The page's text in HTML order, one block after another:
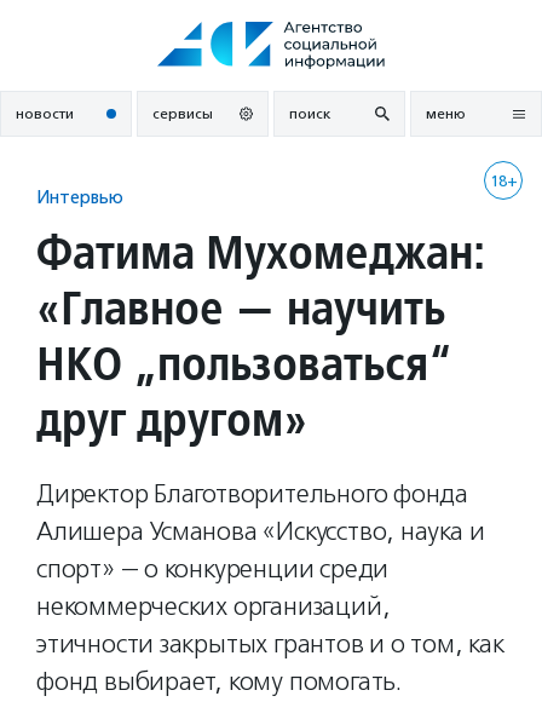
новости сервисы поиск меню
18+
Интервью
Фатима Мухомеджан:
«Главное — научить
НКО „пользоваться“
друг другом»
Директор Благотворительного фонда
Алишера Усманова «Искусство, наука и
спорт» — о конкуренции среди
некоммерческих организаций,
этичности закрытых грантов и о том, как
фонд выбирает, кому помогать.